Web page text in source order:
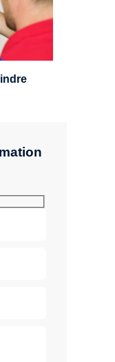
à 3